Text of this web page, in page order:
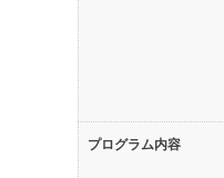
プログラム内容